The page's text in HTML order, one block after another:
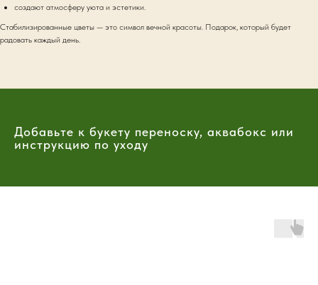
создают атмосферу уюта и эстетики.
Стабилизированные цветы — это символ вечной красоты. Подарок, который будет
радовать каждый день.
Добавьте к букету переноску, аквабокс или
инструкцию по уходу